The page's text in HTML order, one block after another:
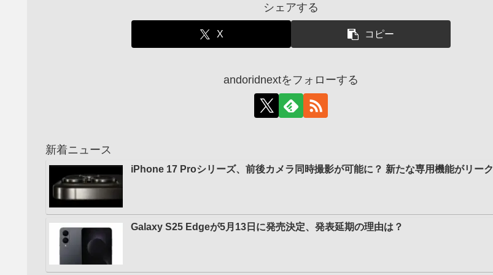
シェアする
X コピー
andoridnextをフォローする
新着ニュース
iPhone 17 Proシリーズ、前後カメラ同時撮影が可能に？ 新たな専用機能がリーク
Galaxy S25 Edgeが5月13日に発売決定、発表延期の理由は？